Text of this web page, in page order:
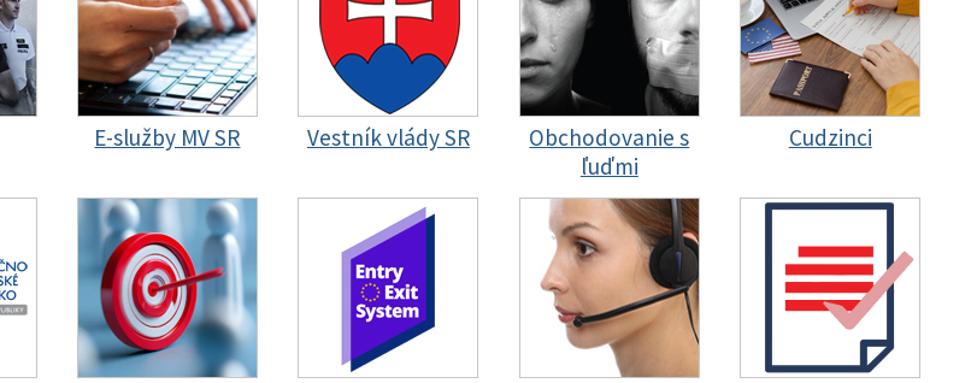
E-služby MV SR Vestník vlády SR
Obchodovanie s
ľuďmi
Cudzinci